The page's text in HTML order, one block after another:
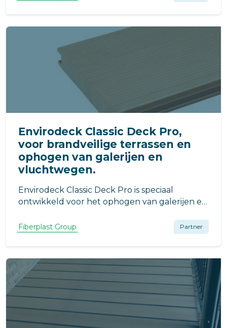
Envirodeck Classic Deck Pro,
voor brandveilige terrassen en
ophogen van galerijen en
vluchtwegen.
Envirodeck Classic Deck Pro is speciaal
ontwikkeld voor het ophogen van galerijen en
Pro perfect voor terrassen en balkons. Dankzij
de hoge brandklasse is het geschikt voor
vluchtwegen op hoogte (Cfl-s1-d0).
Fiberplast Group Partner